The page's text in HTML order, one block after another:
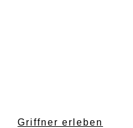
Griffner erleben